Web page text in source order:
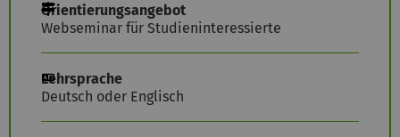
Orientierungsangebot
Webseminar für Studieninteressierte
Lehrsprache
Deutsch oder Englisch